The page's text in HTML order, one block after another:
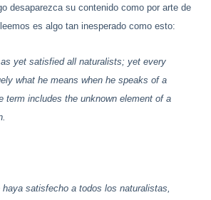
desaparezca su contenido como por arte de
es algo tan inesperado como esto:
yet satisfied all naturalists; yet every
what he means when he speaks of a
term includes the unknown element of a
satisfecho a todos los naturalistas,